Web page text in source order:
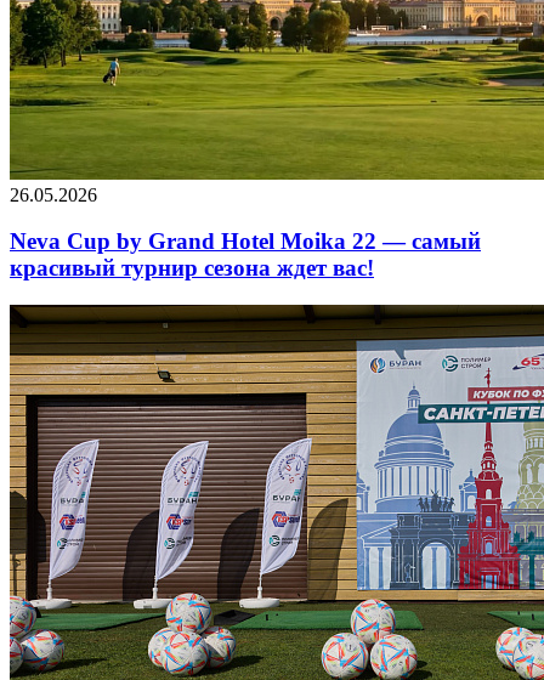
26.05.2026
Neva Cup by Grand Hotel Moika 22 — самый
красивый турнир сезона ждет вас!